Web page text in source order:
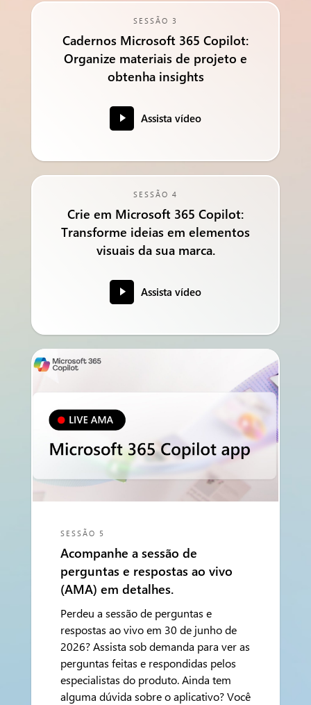
SESSÃO 3
Cadernos Microsoft 365 Copilot:
Organize materiais de projeto e
obtenha insights
Assista vídeo
SESSÃO 4
Crie em Microsoft 365 Copilot:
Transforme ideias em elementos
visuais da sua marca.
Assista vídeo
SESSÃO 5
Acompanhe a sessão de
perguntas e respostas ao vivo
(AMA) em detalhes.
Perdeu a sessão de perguntas e
respostas ao vivo em 30 de junho de
2026? Assista sob demanda para ver as
perguntas feitas e respondidas pelos
especialistas do produto. Ainda tem
alguma dúvida sobre o aplicativo? Você